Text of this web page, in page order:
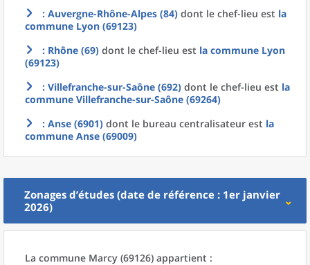
: Auvergne-Rhône-Alpes (84) dont le chef-lieu est la
commune Lyon (69123)
: Rhône (69) dont le chef-lieu est la commune Lyon
(69123)
: Villefranche-sur-Saône (692) dont le chef-lieu est la
commune Villefranche-sur-Saône (69264)
: Anse (6901) dont le bureau centralisateur est la
commune Anse (69009)
Zonages d’études (date de référence : 1er janvier
2026)
La commune Marcy (69126) appartient :